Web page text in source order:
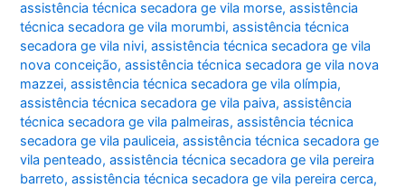
assistência técnica secadora ge vila morse,assistência
técnica secadora ge vila morumbi,assistência técnica
secadora ge vila nivi,assistência técnica secadora ge vila
nova conceição,assistência técnica secadora ge vila nova
mazzei,assistência técnica secadora ge vila olímpia,
assistência técnica secadora ge vila paiva,assistência
técnica secadora ge vila palmeiras,assistência técnica
secadora ge vila pauliceia,assistência técnica secadora ge
vila penteado,assistência técnica secadora ge vila pereira
barreto,assistência técnica secadora ge vila pereira cerca,